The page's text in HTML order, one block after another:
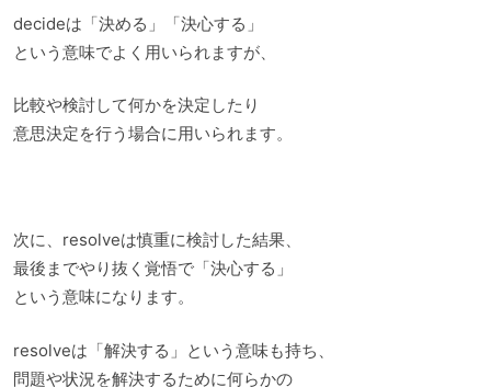
decideは「決める」「決心する」
という意味でよく用いられますが、
比較や検討して何かを決定したり
意思決定を行う場合に用いられます。
次に、resolveは慎重に検討した結果、
最後までやり抜く覚悟で「決心する」
という意味になります。
resolveは「解決する」という意味も持ち、
問題や状況を解決するために何らかの